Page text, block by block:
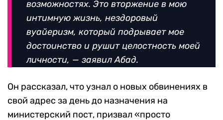
возможностях. Это вторжение в мою
интимную жизнь, нездоровый
вуайеризм, который подрывает мое
достоинство и рушит целостность моей
личности, — заявил Абад.
Он рассказал, что узнал о новых обвинениях в
свой адрес за день до назначения на
министерский пост, призвал «просто